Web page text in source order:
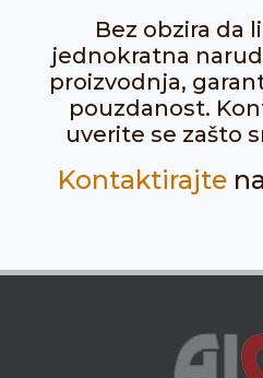
Bez obzira da
jednokratna
proizvodnja,
pouzdanost.
uverite se zašto
Kontaktirajte